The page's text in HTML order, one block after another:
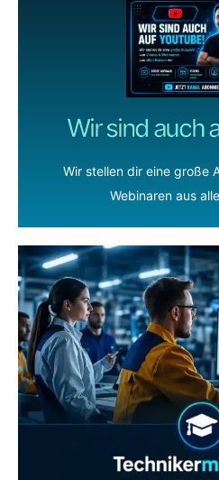
Wir sind auch
Wir stellen dir eine große
Webinaren aus